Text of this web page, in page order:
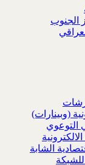
الجنوب
(وبينارات)
التوعوي
الشابة
للشبكة